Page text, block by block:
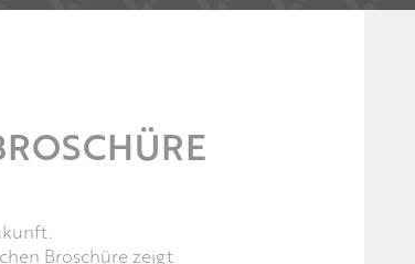
Broschüre zeigt